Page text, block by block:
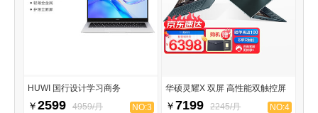
HUWI 国行设计学习商务
￥2599 4959/月 NO:3
华硕灵耀X 双屏 高性能双触控屏
￥7199 2245/月 NO:4